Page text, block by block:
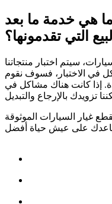
هي خدمة ما بعد
البيع التي تقدمونها؟
سيتم اختبار منتجاتنا
في الاختبار، فسوف نقوم
إذا كانت هناك مشاكل في
غيار السيارات الموثوقة
على عيش حياة أفضل